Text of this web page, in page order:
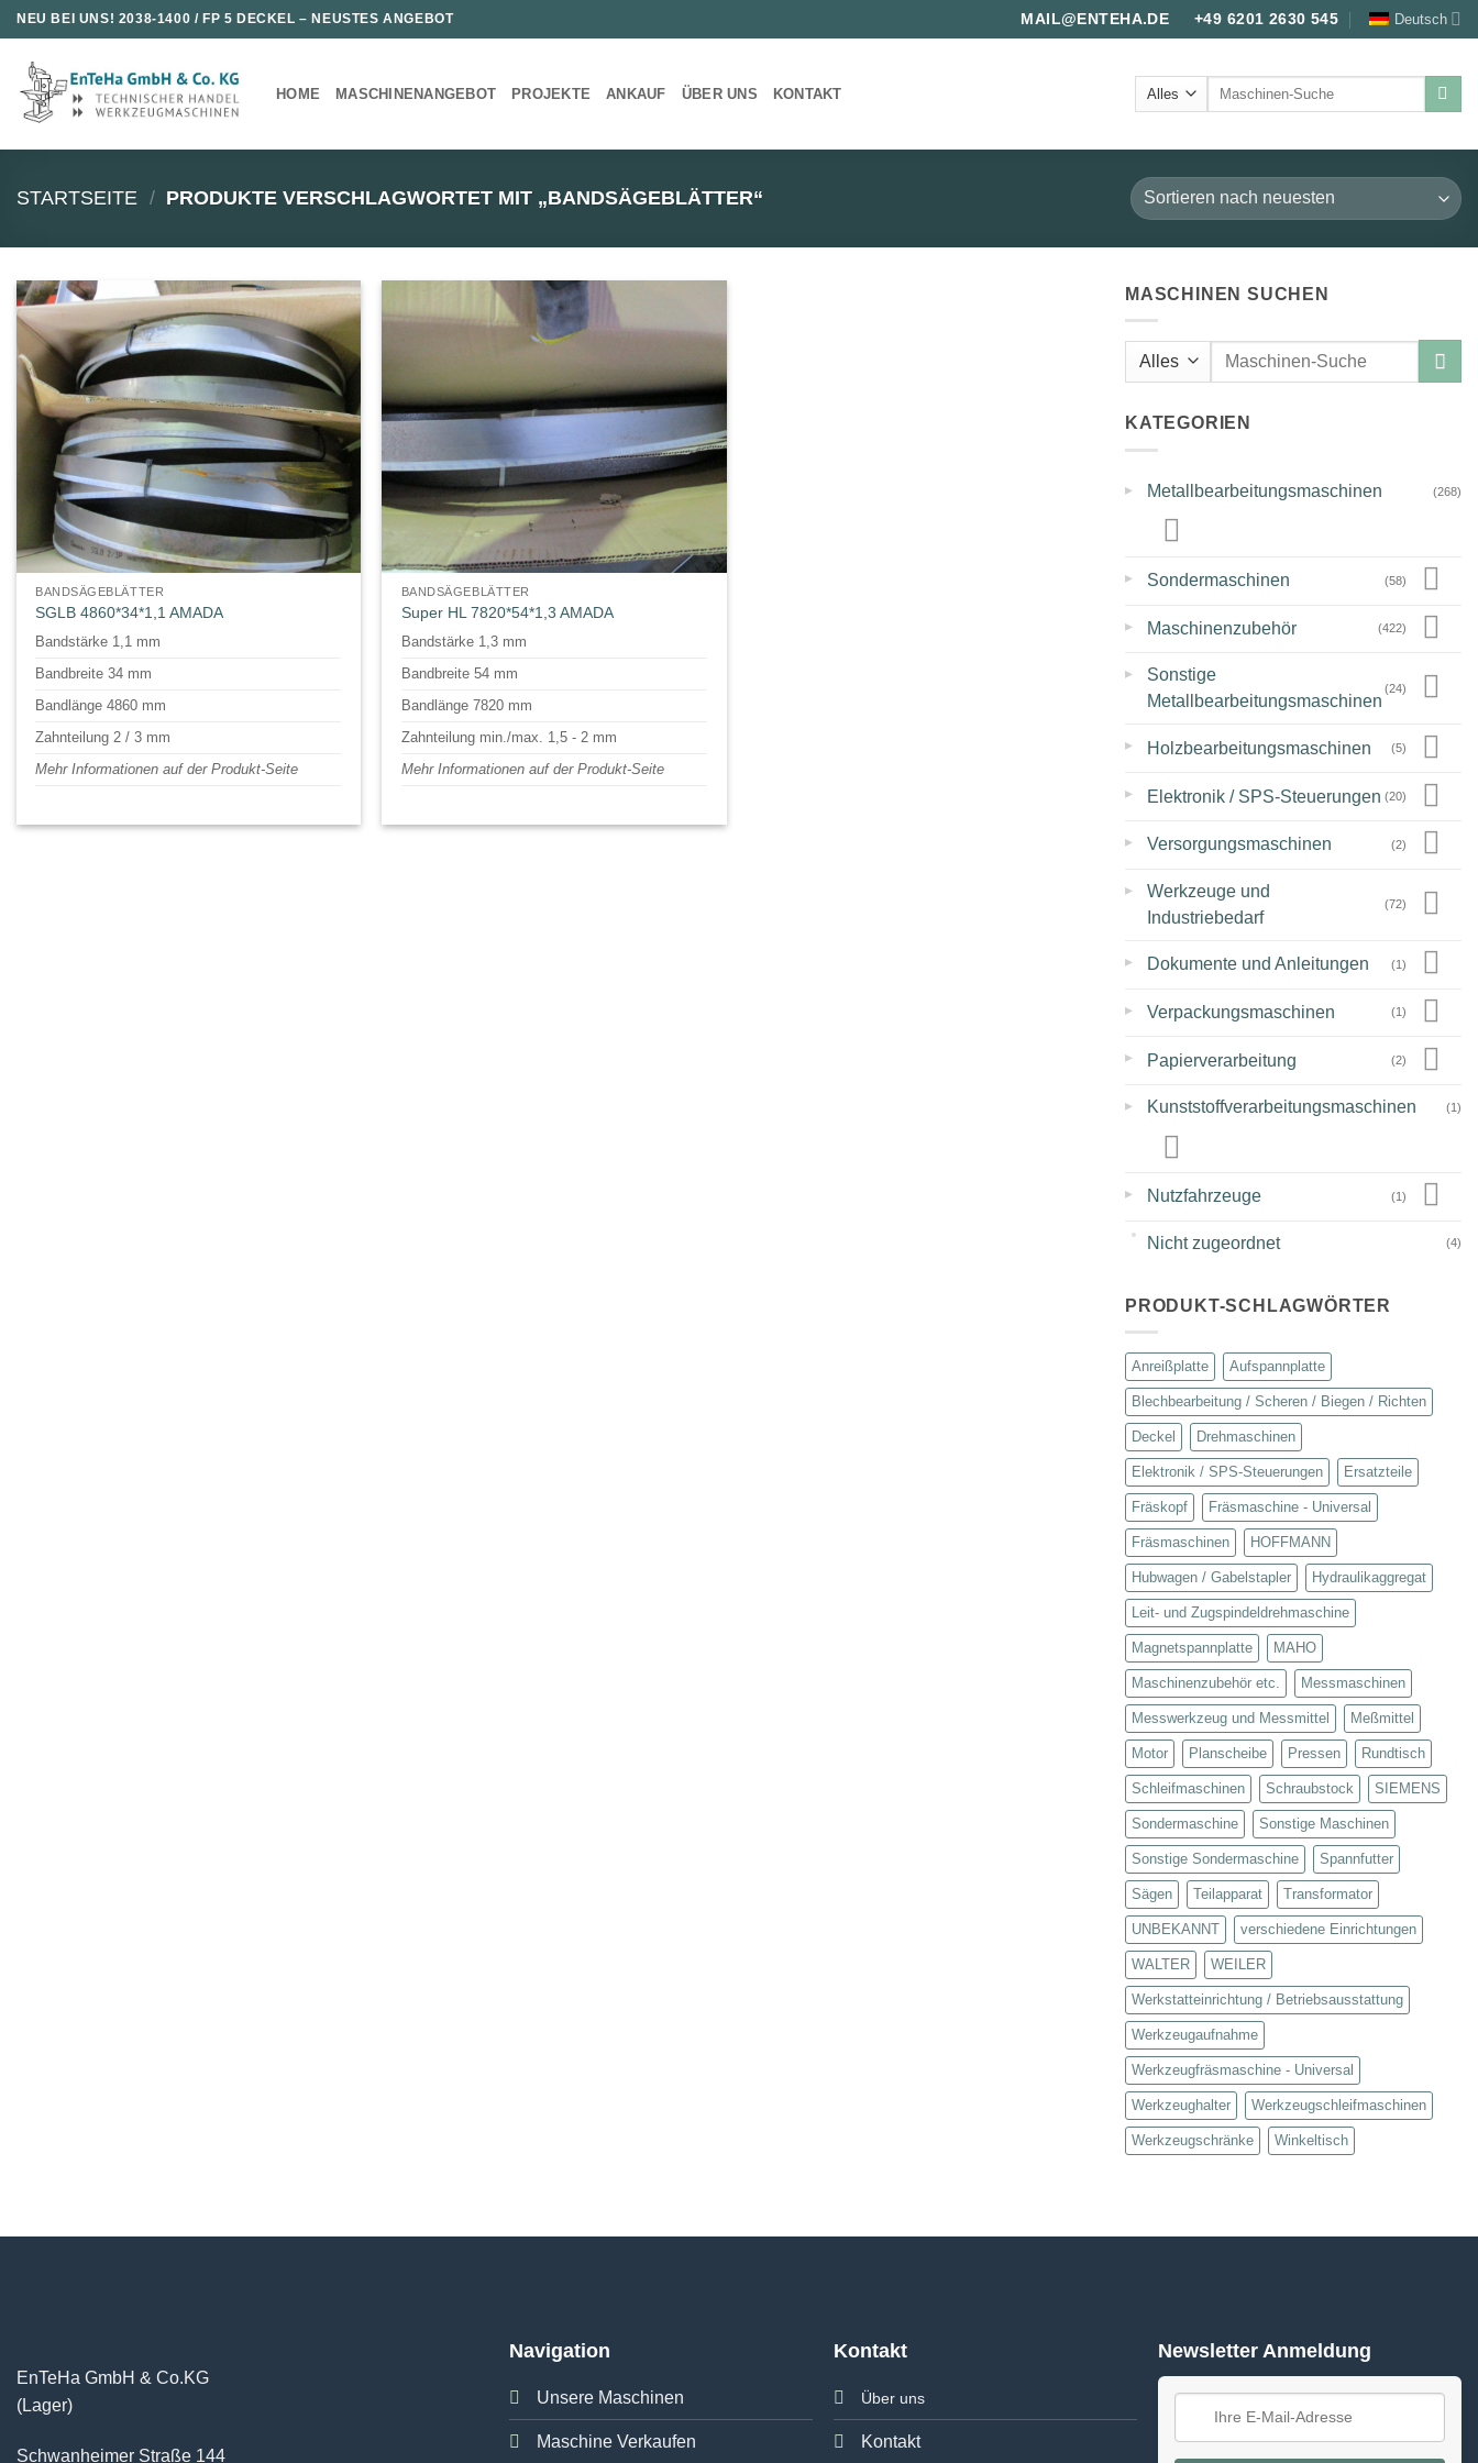
Zum
Inhalt
springen
NEU BEI UNS! 2038-1400 / FP 5 DECKEL – NEUSTES ANGEBOT MAIL@ENTEHA.DE +49 6201 2630 545 Deutsch
HOME MASCHINENANGEBOT PROJEKTE ANKAUF ÜBER UNS KONTAKT
Suche
STARTSEITE / PRODUKTE VERSCHLAGWORTET MIT „BANDSÄGEBLÄTTER“
BANDSÄGEBLÄTTER
SGLB 4860*34*1,1 AMADA
Bandstärke 1,1 mm
Bandbreite 34 mm
Bandlänge 4860 mm
Zahnteilung 2 / 3 mm
Mehr Informationen auf der Produkt-Seite
BANDSÄGEBLÄTTER
Super HL 7820*54*1,3 AMADA
Bandstärke 1,3 mm
Bandbreite 54 mm
Bandlänge 7820 mm
Zahnteilung min./max. 1,5 - 2 mm
Mehr Informationen auf der Produkt-Seite
MASCHINEN SUCHEN
Suche
KATEGORIEN
▸ Metallbearbeitungsmaschinen (268)
▸ Sondermaschinen (58)
▸ Maschinenzubehör (422)
▸
Sonstige
Metallbearbeitungsmaschinen
(24)
▸ Holzbearbeitungsmaschinen (5)
▸ Elektronik / SPS-Steuerungen (20)
▸ Versorgungsmaschinen (2)
▸
Werkzeuge und
Industriebedarf
(72)
▸ Dokumente und Anleitungen (1)
▸ Verpackungsmaschinen (1)
▸ Papierverarbeitung (2)
▸ Kunststoffverarbeitungsmaschinen (1)
▸ Nutzfahrzeuge (1)
Nicht zugeordnet (4)
PRODUKT-SCHLAGWÖRTER
Anreißplatte Aufspannplatte
Blechbearbeitung / Scheren / Biegen / Richten
Deckel Drehmaschinen
Elektronik / SPS-Steuerungen Ersatzteile
Fräskopf Fräsmaschine - Universal
Fräsmaschinen HOFFMANN
Hubwagen / Gabelstapler Hydraulikaggregat
Leit- und Zugspindeldrehmaschine
Magnetspannplatte MAHO
Maschinenzubehör etc. Messmaschinen
Messwerkzeug und Messmittel Meßmittel
Motor Planscheibe Pressen Rundtisch
Schleifmaschinen Schraubstock SIEMENS
Sondermaschine Sonstige Maschinen
Sonstige Sondermaschine Spannfutter
Sägen Teilapparat Transformator
UNBEKANNT verschiedene Einrichtungen
WALTER WEILER
Werkstatteinrichtung / Betriebsausstattung
Werkzeugaufnahme
Werkzeugfräsmaschine - Universal
Werkzeughalter Werkzeugschleifmaschinen
Werkzeugschränke Winkeltisch
EnTeHa GmbH & Co.KG
(Lager)
Schwanheimer Straße 144
Navigation
Unsere Maschinen
Maschine Verkaufen
Kontakt
Über uns
Kontakt
Newsletter Anmeldung